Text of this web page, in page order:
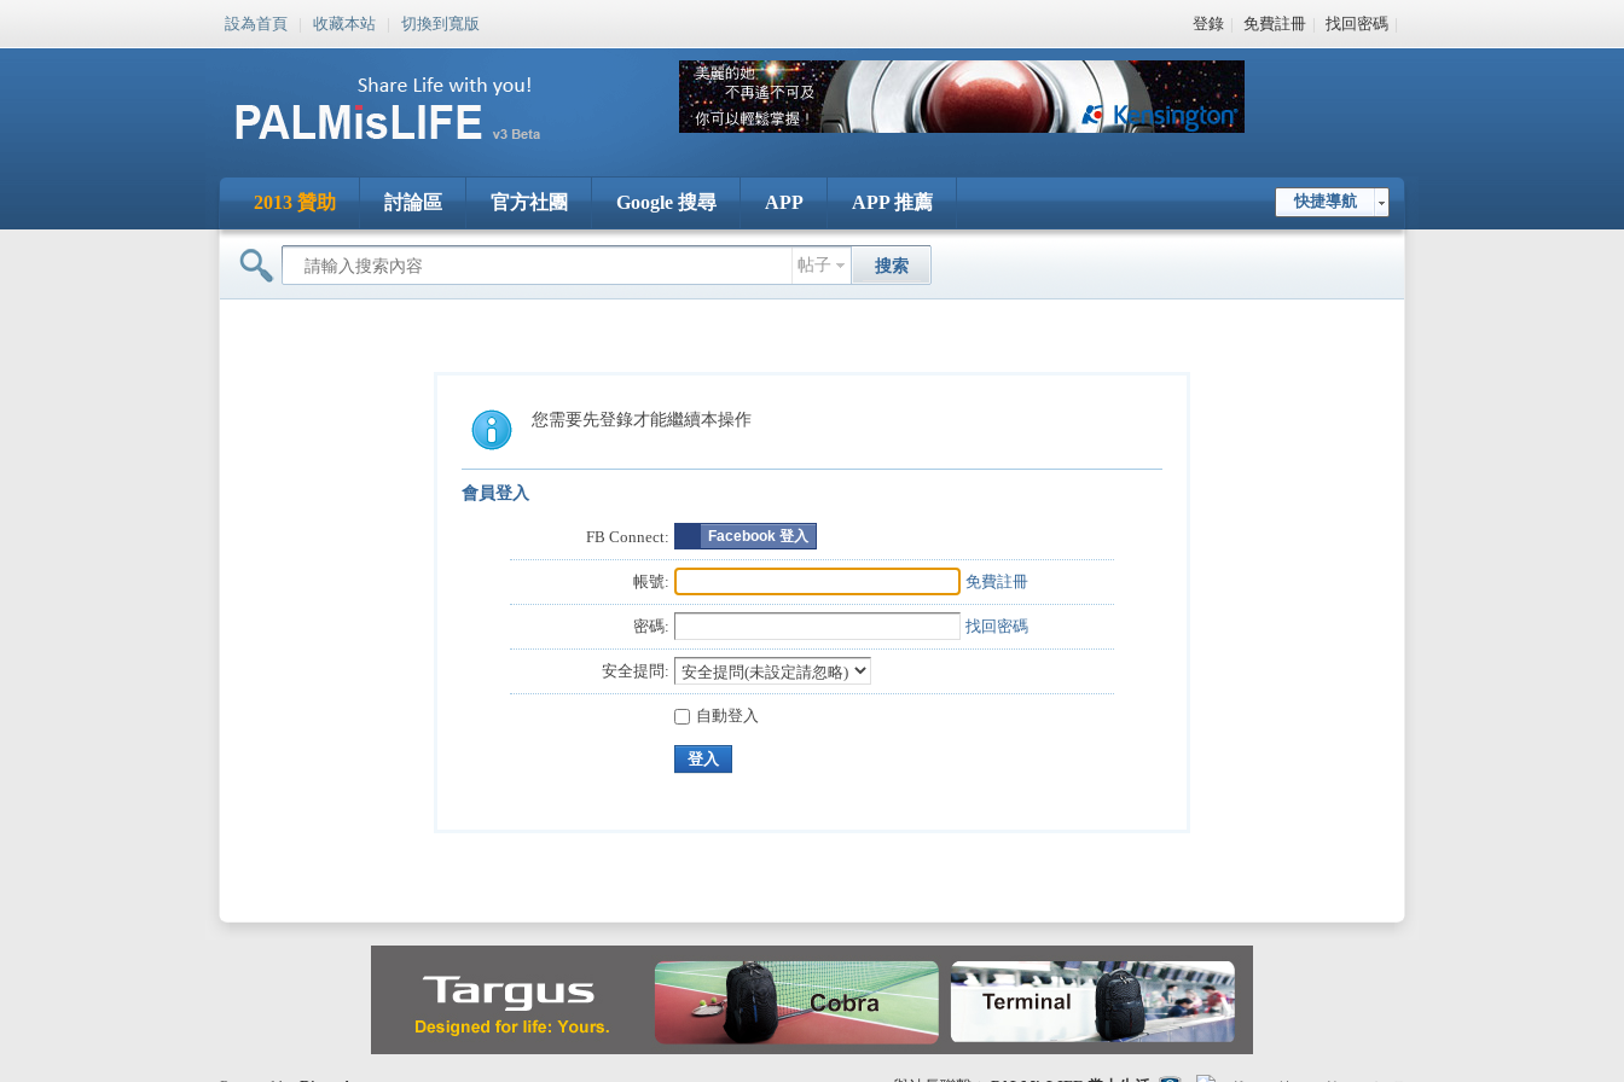
設為首頁 | 收藏本站 | 切換到寬版 登錄 | 免費註冊 | 找回密碼 |
快捷導航
2013 贊助 討論區 官方社團 Google 搜尋 APP APP 推薦
帖子 搜索
您需要先登錄才能繼續本操作
會員登入
FB Connect: Facebook 登入
帳號: 免費註冊
密碼: 找回密碼
安全提問:
自動登入
登入